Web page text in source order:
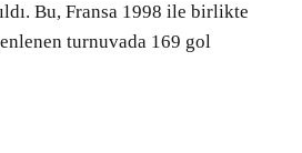
Bu, Fransa 1998 ile birlikte
turnuvada 169 gol